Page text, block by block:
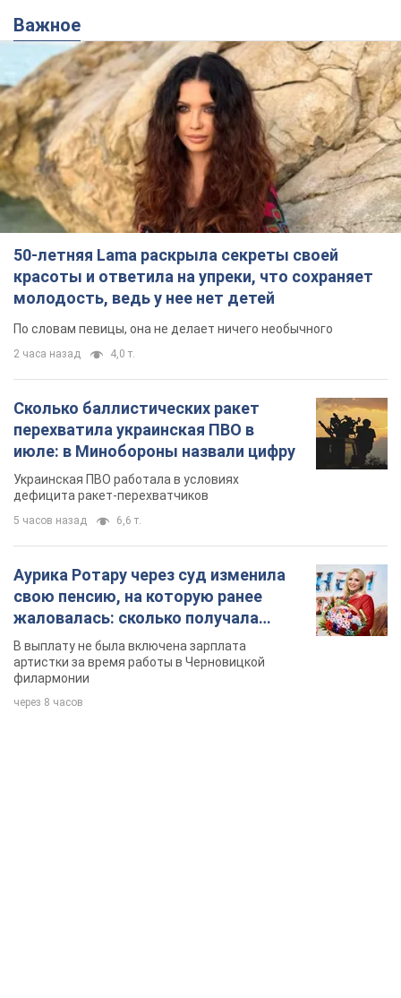
Важное
50-летняя Lama раскрыла секреты своей
красоты и ответила на упреки, что сохраняет
молодость, ведь у нее нет детей
По словам певицы, она не делает ничего необычного
2 часа назад 4,0 т.
Сколько баллистических ракет
перехватила украинская ПВО в
июле: в Минобороны назвали цифру
Украинская ПВО работала в условиях
дефицита ракет-перехватчиков
5 часов назад 6,6 т.
Аурика Ротару через суд изменила
свою пенсию, на которую ранее
жаловалась: сколько получала
певица
В выплату не была включена зарплата
артистки за время работы в Черновицкой
филармонии
через 8 часов